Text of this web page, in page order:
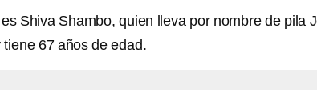
Shiva Shambo, quien lleva por nombre de pila
67 años de edad.